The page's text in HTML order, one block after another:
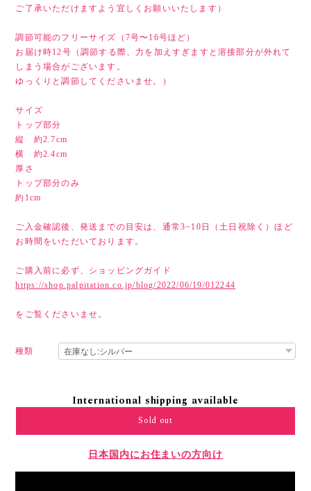
ご了承いただけますよう宜しくお願いいたします）
調節可能のフリーサイズ（7号〜16号ほど）
お届け時12号（調節する際、力を加えすぎますと溶接部分が外れて
しまう場合がございます。
ゆっくりと調節してくださいませ。）
サイズ
トップ部分
縦 約2.7cm
横 約2.4cm
厚さ
トップ部分のみ
約1cm
ご入金確認後、発送までの目安は、通常3~10日（土日祝除く）ほど
お時間をいただいております。
ご購入前に必ず、ショッピングガイド
https://shop.palpitation.co.jp/blog/2022/06/19/012244
をご覧くださいませ。
種類
International shipping available
Sold out
日本国内にお住まいの方向け